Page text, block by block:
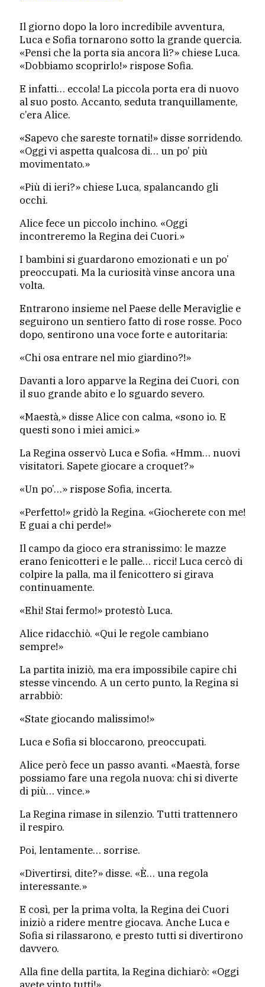
Il giorno dopo la loro incredibile avventura,
Luca e Sofia tornarono sotto la grande quercia.
«Pensi che la porta sia ancora lì?» chiese Luca.
«Dobbiamo scoprirlo!» rispose Sofia.
E infatti… eccola! La piccola porta era di nuovo
al suo posto. Accanto, seduta tranquillamente,
c’era Alice.
«Sapevo che sareste tornati!» disse sorridendo.
«Oggi vi aspetta qualcosa di… un po’ più
movimentato.»
«Più di ieri?» chiese Luca, spalancando gli
occhi.
Alice fece un piccolo inchino. «Oggi
incontreremo la Regina dei Cuori.»
I bambini si guardarono emozionati e un po’
preoccupati. Ma la curiosità vinse ancora una
volta.
Entrarono insieme nel Paese delle Meraviglie e
seguirono un sentiero fatto di rose rosse. Poco
dopo, sentirono una voce forte e autoritaria:
«Chi osa entrare nel mio giardino?!»
Davanti a loro apparve la Regina dei Cuori, con
il suo grande abito e lo sguardo severo.
«Maestà,» disse Alice con calma, «sono io. E
questi sono i miei amici.»
La Regina osservò Luca e Sofia. «Hmm… nuovi
visitatori. Sapete giocare a croquet?»
«Un po’…» rispose Sofia, incerta.
«Perfetto!» gridò la Regina. «Giocherete con me!
E guai a chi perde!»
Il campo da gioco era stranissimo: le mazze
erano fenicotteri e le palle… ricci! Luca cercò di
colpire la palla, ma il fenicottero si girava
continuamente.
«Ehi! Stai fermo!» protestò Luca.
Alice ridacchiò. «Qui le regole cambiano
sempre!»
La partita iniziò, ma era impossibile capire chi
stesse vincendo. A un certo punto, la Regina si
arrabbiò:
«State giocando malissimo!»
Luca e Sofia si bloccarono, preoccupati.
Alice però fece un passo avanti. «Maestà, forse
possiamo fare una regola nuova: chi si diverte
di più… vince.»
La Regina rimase in silenzio. Tutti trattennero
il respiro.
Poi, lentamente… sorrise.
«Divertirsi, dite?» disse. «È… una regola
interessante.»
E così, per la prima volta, la Regina dei Cuori
iniziò a ridere mentre giocava. Anche Luca e
Sofia si rilassarono, e presto tutti si divertirono
davvero.
Alla fine della partita, la Regina dichiarò: «Oggi